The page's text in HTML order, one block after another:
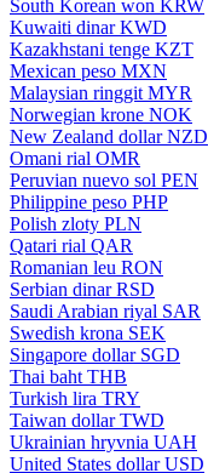
South Korean won KRW
Kuwaiti dinar KWD
Kazakhstani tenge KZT
Mexican peso MXN
Malaysian ringgit MYR
Norwegian krone NOK
New Zealand dollar NZD
Omani rial OMR
Peruvian nuevo sol PEN
Philippine peso PHP
Polish zloty PLN
Qatari rial QAR
Romanian leu RON
Serbian dinar RSD
Saudi Arabian riyal SAR
Swedish krona SEK
Singapore dollar SGD
Thai baht THB
Turkish lira TRY
Taiwan dollar TWD
Ukrainian hryvnia UAH
United States dollar USD